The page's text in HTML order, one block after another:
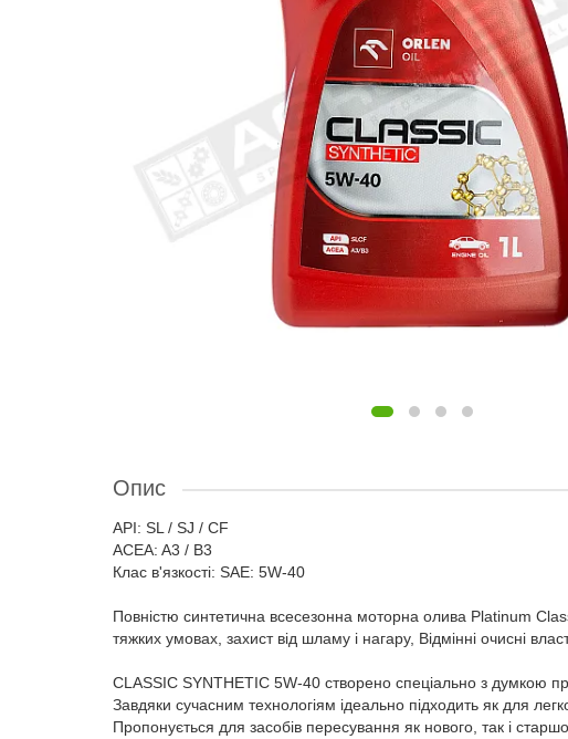
Опис
API: SL / SJ / CF
ACEA: A3 / B3
Клас в'язкості: SAE: 5W-40
Повністю синтетична всесезонна моторна олива Platinum
тяжких умовах, захист від шламу і нагару, Відмінні очисні
CLASSIC SYNTHETIC 5W-40 створено спеціально з думкою
Завдяки сучасним технологіям ідеально підходить як для
Пропонується для засобів пересування як нового, так і